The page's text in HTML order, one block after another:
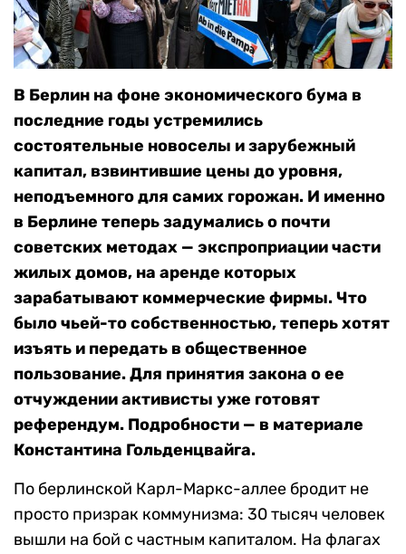
В Берлин на фоне экономического бума в
последние годы устремились
состоятельные новоселы и зарубежный
капитал, взвинтившие цены до уровня,
неподъемного для самих горожан. И именно
в Берлине теперь задумались о почти
советских методах — экспроприации части
жилых домов, на аренде которых
зарабатывают коммерческие фирмы. Что
было чьей-то собственностью, теперь хотят
изъять и передать в общественное
пользование. Для принятия закона о ее
отчуждении активисты уже готовят
референдум. Подробности — в материале
Константина Гольденцвайга.
По берлинской Карл-Маркс-аллее бродит не
просто призрак коммунизма: 30 тысяч человек
вышли на бой с частным капиталом. На флагах